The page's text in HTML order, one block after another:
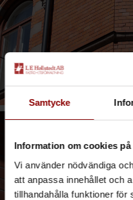
Samtycke
Information om cookies
Vi använder nödvändiga
att anpassa innehållet och
tillhandahålla funktioner för